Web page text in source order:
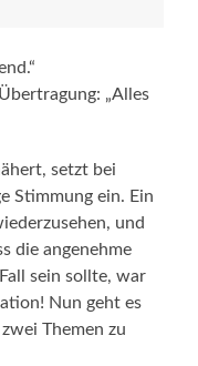
„Alles
setzt bei
Stimmung ein. Ein
und
die angenehme
sein sollte, war
Nun geht es
Themen zu